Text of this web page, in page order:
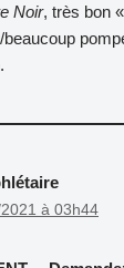
Noir, très bon
beaucoup
à 03h44